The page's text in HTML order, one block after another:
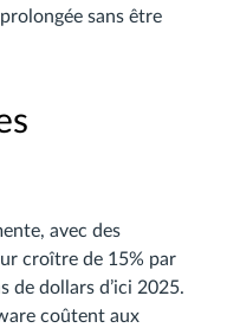
sans être
avec des
croître de 15% par
de dollars d’ici 2025.
coûtent aux